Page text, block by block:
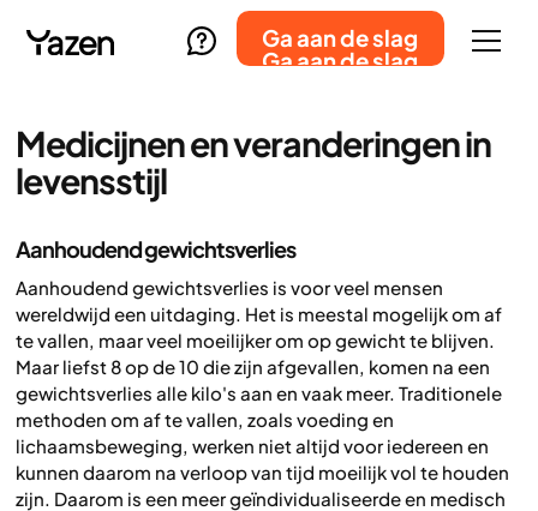
Ga aan de slag
Ga aan de slag
Medicijnen en veranderingen in
levensstijl
Aanhoudend gewichtsverlies
Aanhoudend gewichtsverlies is voor veel mensen
wereldwijd een uitdaging. Het is meestal mogelijk om af
te vallen, maar veel moeilijker om op gewicht te blijven.
Maar liefst 8 op de 10 die zijn afgevallen, komen na een
gewichtsverlies alle kilo's aan en vaak meer. Traditionele
methoden om af te vallen, zoals voeding en
lichaamsbeweging, werken niet altijd voor iedereen en
kunnen daarom na verloop van tijd moeilijk vol te houden
zijn. Daarom is een meer geïndividualiseerde en medisch